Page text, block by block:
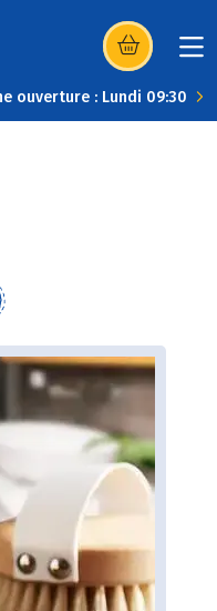
(s’ouvre dans
ouverture : Lundi 09:30